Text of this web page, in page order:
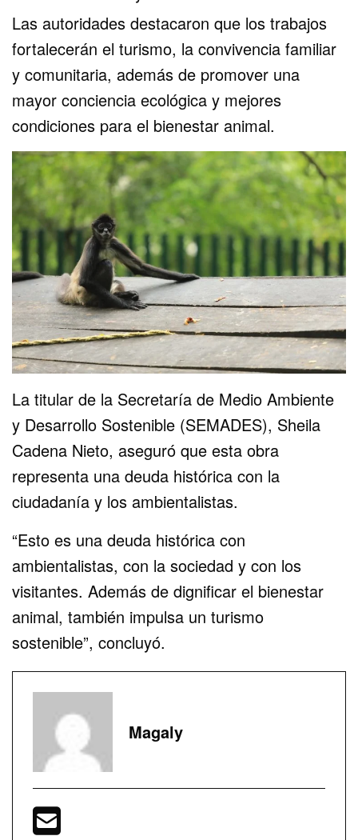
Las autoridades destacaron que los trabajos
fortalecerán el turismo, la convivencia familiar
y comunitaria, además de promover una
mayor conciencia ecológica y mejores
condiciones para el bienestar animal.
La titular de la Secretaría de Medio Ambiente
y Desarrollo Sostenible (SEMADES), Sheila
Cadena Nieto, aseguró que esta obra
representa una deuda histórica con la
ciudadanía y los ambientalistas.
“Esto es una deuda histórica con
ambientalistas, con la sociedad y con los
visitantes. Además de dignificar el bienestar
animal, también impulsa un turismo
sostenible”, concluyó.
Magaly